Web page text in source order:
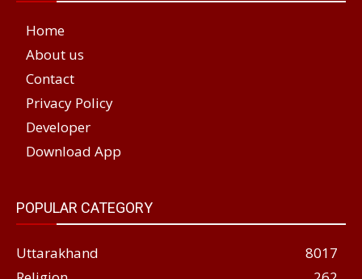
Home
About us
Contact
Privacy Policy
Developer
Download App
POPULAR CATEGORY
Uttarakhand
8017